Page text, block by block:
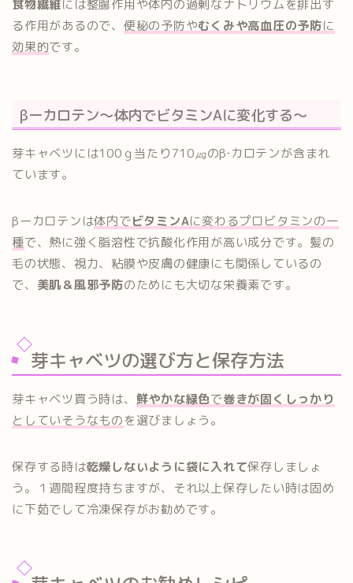
食物繊維には整腸作用や体内の過剰なナトリウムを排出す
る作用があるので、 便秘の予防やむくみや高血圧の予防に
効果的です。
βーカロテン～体内でビタミンAに変化する～
芽キャベツには100ｇ当たり710㎍のβ‐カロテンが含まれ
ています。
βーカロテンは体内でビタミンAに変わるプロビタミンの一
種で、熱に強く脂溶性で抗酸化作用が高い成分です。髪の
毛の状態、視力、粘膜や皮膚の健康にも関係しているの
で、 美肌＆風邪予防のためにも大切な栄養素です。
芽キャベツの選び方と保存方法
芽キャベツ買う時は、 鮮やかな緑色で巻きが固くしっかり
としていそうなものを選びましょう。
保存する時は乾燥しないように袋に入れて保存しましょ
う。１週間程度持ちますが、それ以上保存したい時は固め
に下茹でして冷凍保存がお勧めです。